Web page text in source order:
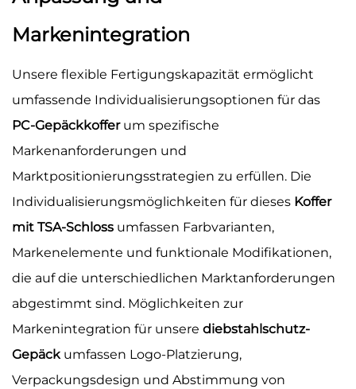
Markenintegration
Unsere flexible Fertigungskapazität ermöglicht
umfassende Individualisierungsoptionen für das
PC-Gepäckkoffer um spezifische
Markenanforderungen und
Marktpositionierungsstrategien zu erfüllen. Die
Individualisierungsmöglichkeiten für dieses Koffer
mit TSA-Schloss umfassen Farbvarianten,
Markenelemente und funktionale Modifikationen,
die auf die unterschiedlichen Marktanforderungen
abgestimmt sind. Möglichkeiten zur
Markenintegration für unsere diebstahlschutz-
Gepäck umfassen Logo-Platzierung,
Verpackungsdesign und Abstimmung von